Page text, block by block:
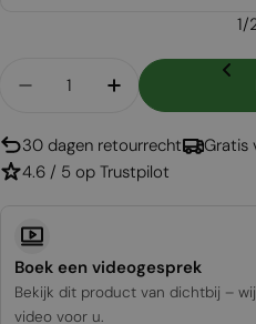
1/
Aantal Verlagen Voor
Aantal
30 dagen retourrecht
Gratis
4.6 / 5 op Trustpilot
Boek een videogesprek
Bekijk dit product van dichtbij –
video voor u.